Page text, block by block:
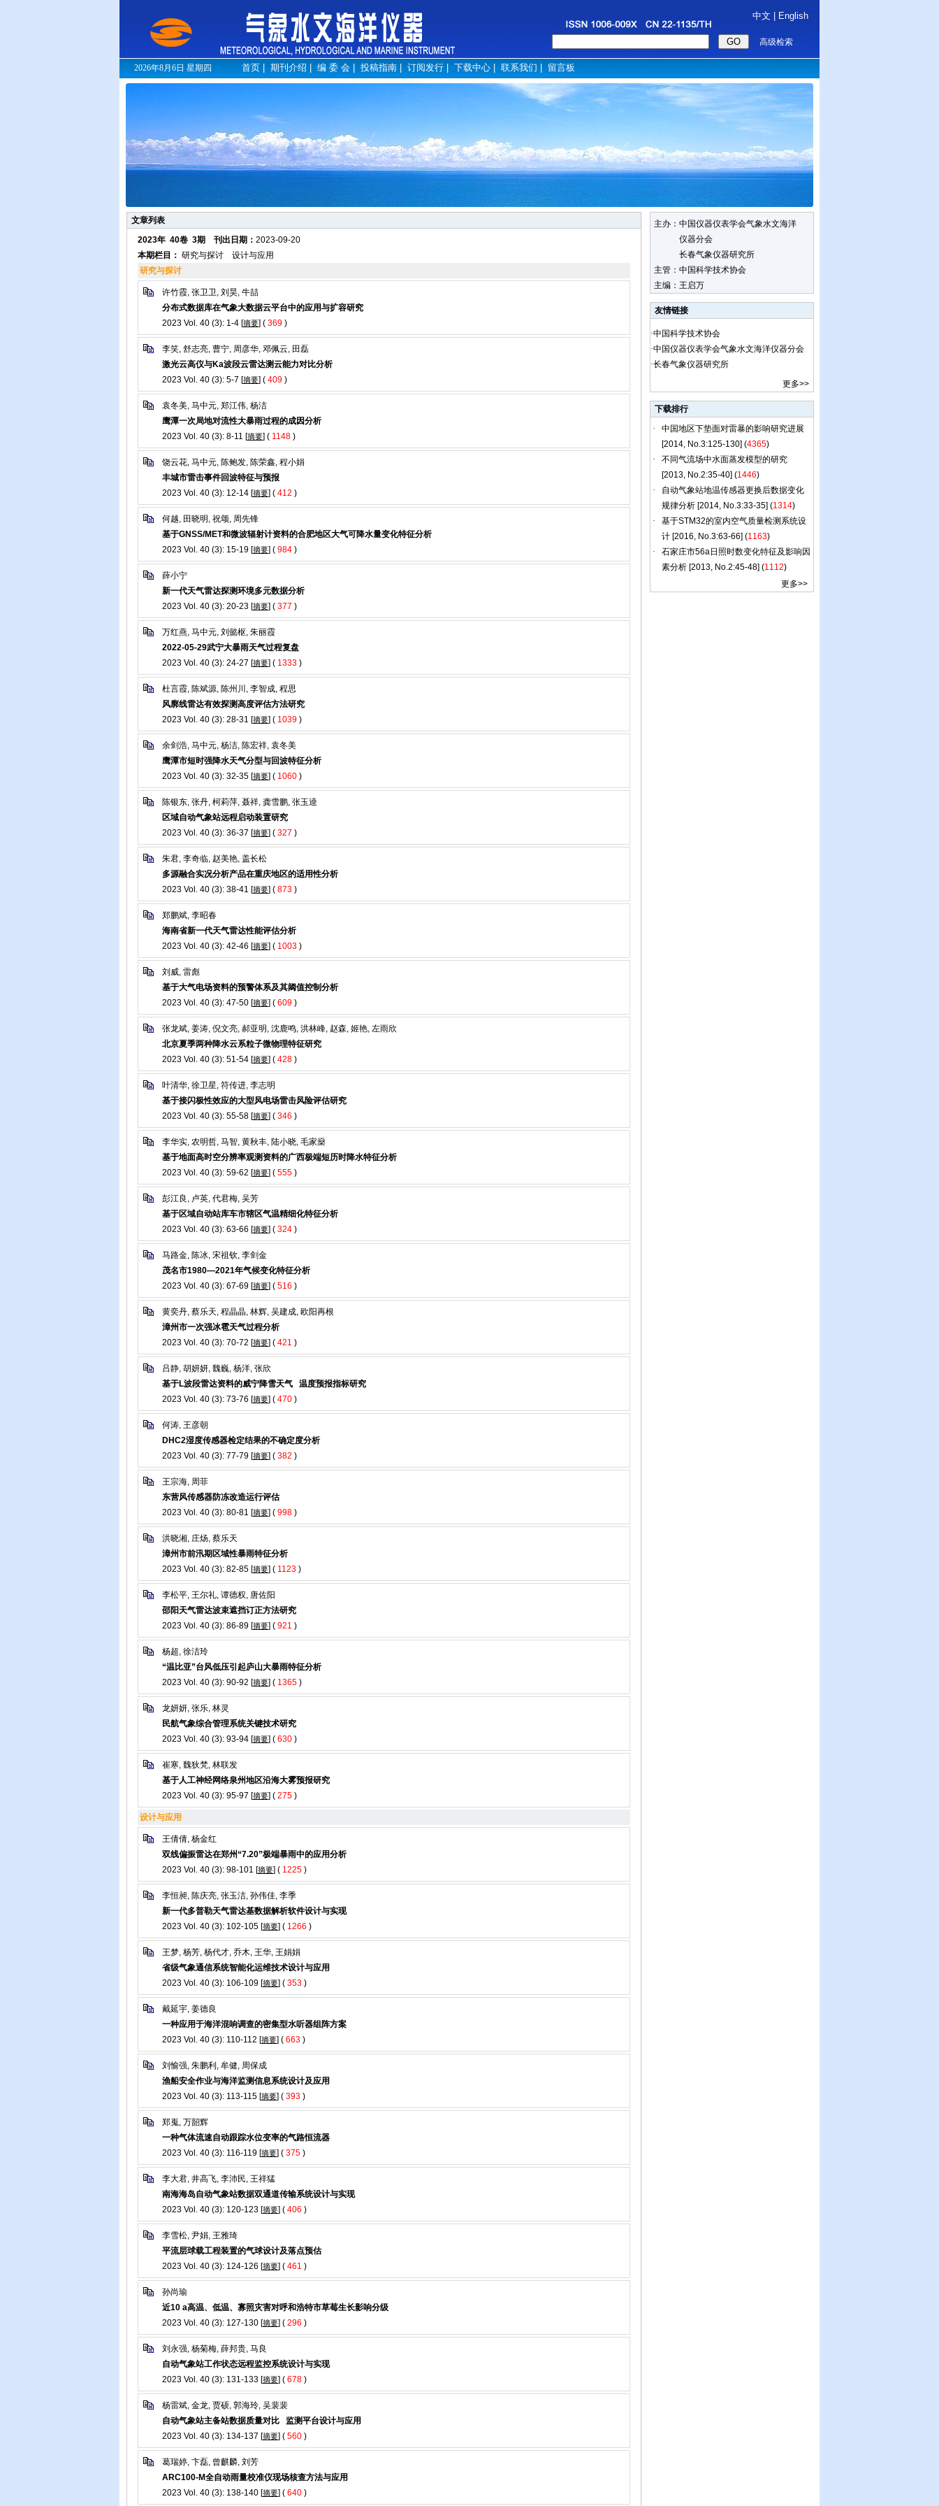
中文 English
高级检索
2026年8月6日 星期四 首页 期刊介绍 编 委 会 投稿指南 订阅发行 下载中心 联系我们 留言板
文章列表
2023年 40卷 3期
刊出日期： 2023-09-20
本期栏目： 研究与探讨
设计与应用
研究与探讨
许竹霞, 张卫卫, 刘昊, 牛喆
分布式数据库在气象大数据云平台中的应用与扩容研究
2023 Vol. 40 (3): 1-4 [摘要] ( 369 )
李笑, 舒志亮, 曹宁, 周彦华, 邓佩云, 田磊
激光云高仪与Ka波段云雷达测云能力对比分析
2023 Vol. 40 (3): 5-7 [摘要] ( 409 )
袁冬美, 马中元, 郑江伟, 杨洁
鹰潭一次局地对流性大暴雨过程的成因分析
2023 Vol. 40 (3): 8-11 [摘要] ( 1148 )
饶云花, 马中元, 陈鲍发, 陈荣鑫, 程小娟
丰城市雷击事件回波特征与预报
2023 Vol. 40 (3): 12-14 [摘要] ( 412 )
何越, 田晓明, 祝颂, 周先锋
基于GNSS/MET和微波辐射计资料的合肥地区大气可降水量变化特征分析
2023 Vol. 40 (3): 15-19 [摘要] ( 984 )
薛小宁
新一代天气雷达探测环境多元数据分析
2023 Vol. 40 (3): 20-23 [摘要] ( 377 )
万红燕, 马中元, 刘懿枢, 朱丽霞
2022-05-29武宁大暴雨天气过程复盘
2023 Vol. 40 (3): 24-27 [摘要] ( 1333 )
杜言霞, 陈斌源, 陈州川, 李智成, 程思
风廓线雷达有效探测高度评估方法研究
2023 Vol. 40 (3): 28-31 [摘要] ( 1039 )
余剑浩, 马中元, 杨洁, 陈宏祥, 袁冬美
鹰潭市短时强降水天气分型与回波特征分析
2023 Vol. 40 (3): 32-35 [摘要] ( 1060 )
陈银东, 张丹, 柯莉萍, 聂祥, 龚雪鹏, 张玉逵
区域自动气象站远程启动装置研究
2023 Vol. 40 (3): 36-37 [摘要] ( 327 )
朱君, 李奇临, 赵美艳, 盖长松
多源融合实况分析产品在重庆地区的适用性分析
2023 Vol. 40 (3): 38-41 [摘要] ( 873 )
郑鹏斌, 李昭春
海南省新一代天气雷达性能评估分析
2023 Vol. 40 (3): 42-46 [摘要] ( 1003 )
刘威, 雷彪
基于大气电场资料的预警体系及其阈值控制分析
2023 Vol. 40 (3): 47-50 [摘要] ( 609 )
张龙斌, 姜涛, 倪文亮, 郝亚明, 沈鹿鸣, 洪林峰, 赵森, 姬艳, 左雨欣
北京夏季两种降水云系粒子微物理特征研究
2023 Vol. 40 (3): 51-54 [摘要] ( 428 )
叶清华, 徐卫星, 符传进, 李志明
基于接闪极性效应的大型风电场雷击风险评估研究
2023 Vol. 40 (3): 55-58 [摘要] ( 346 )
李华实, 农明哲, 马智, 黄秋丰, 陆小晓, 毛家燊
基于地面高时空分辨率观测资料的广西极端短历时降水特征分析
2023 Vol. 40 (3): 59-62 [摘要] ( 555 )
彭江良, 卢英, 代君梅, 吴芳
基于区域自动站库车市辖区气温精细化特征分析
2023 Vol. 40 (3): 63-66 [摘要] ( 324 )
马路金, 陈冰, 宋祖钦, 李剑金
茂名市1980—2021年气候变化特征分析
2023 Vol. 40 (3): 67-69 [摘要] ( 516 )
黄奕丹, 蔡乐天, 程晶晶, 林辉, 吴建成, 欧阳再根
漳州市一次强冰雹天气过程分析
2023 Vol. 40 (3): 70-72 [摘要] ( 421 )
吕静, 胡妍妍, 魏巍, 杨洋, 张欣
基于L波段雷达资料的威宁降雪天气 温度预报指标研究
2023 Vol. 40 (3): 73-76 [摘要] ( 470 )
何涛, 王彦朝
DHC2湿度传感器检定结果的不确定度分析
2023 Vol. 40 (3): 77-79 [摘要] ( 382 )
王宗海, 周菲
东营风传感器防冻改造运行评估
2023 Vol. 40 (3): 80-81 [摘要] ( 998 )
洪晓湘, 庄炀, 蔡乐天
漳州市前汛期区域性暴雨特征分析
2023 Vol. 40 (3): 82-85 [摘要] ( 1123 )
李松平, 王尔礼, 谭德权, 唐佐阳
邵阳天气雷达波束遮挡订正方法研究
2023 Vol. 40 (3): 86-89 [摘要] ( 921 )
杨超, 徐洁玲
“温比亚”台风低压引起庐山大暴雨特征分析
2023 Vol. 40 (3): 90-92 [摘要] ( 1365 )
龙妍妍, 张乐, 林灵
民航气象综合管理系统关键技术研究
2023 Vol. 40 (3): 93-94 [摘要] ( 630 )
崔寒, 魏狄梵, 林联发
基于人工神经网络泉州地区沿海大雾预报研究
2023 Vol. 40 (3): 95-97 [摘要] ( 275 )
设计与应用
王倩倩, 杨金红
双线偏振雷达在郑州“7.20”极端暴雨中的应用分析
2023 Vol. 40 (3): 98-101 [摘要] ( 1225 )
李恒昶, 陈庆亮, 张玉洁, 孙伟佳, 李季
新一代多普勒天气雷达基数据解析软件设计与实现
2023 Vol. 40 (3): 102-105 [摘要] ( 1266 )
王梦, 杨芳, 杨代才, 乔木, 王华, 王娟娟
省级气象通信系统智能化运维技术设计与应用
2023 Vol. 40 (3): 106-109 [摘要] ( 353 )
戴延宇, 姜德良
一种应用于海洋混响调查的密集型水听器组阵方案
2023 Vol. 40 (3): 110-112 [摘要] ( 663 )
刘愉强, 朱鹏利, 牟健, 周保成
渔船安全作业与海洋监测信息系统设计及应用
2023 Vol. 40 (3): 113-115 [摘要] ( 393 )
郑嵬, 万韶辉
一种气体流速自动跟踪水位变率的气路恒流器
2023 Vol. 40 (3): 116-119 [摘要] ( 375 )
李大君, 井高飞, 李沛民, 王祥猛
南海海岛自动气象站数据双通道传输系统设计与实现
2023 Vol. 40 (3): 120-123 [摘要] ( 406 )
李雪松, 尹娟, 王雅琦
平流层球载工程装置的气球设计及落点预估
2023 Vol. 40 (3): 124-126 [摘要] ( 461 )
孙尚瑜
近10 a高温、低温、寡照灾害对呼和浩特市草莓生长影响分级
2023 Vol. 40 (3): 127-130 [摘要] ( 296 )
刘永强, 杨菊梅, 薛邦贵, 马良
自动气象站工作状态远程监控系统设计与实现
2023 Vol. 40 (3): 131-133 [摘要] ( 678 )
杨雷斌, 金龙, 贾硕, 郭海玲, 吴裴裴
自动气象站主备站数据质量对比 监测平台设计与应用
2023 Vol. 40 (3): 134-137 [摘要] ( 560 )
葛瑞婷, 卞磊, 曾麒麟, 刘芳
ARC100-M全自动雨量校准仪现场核查方法与应用
2023 Vol. 40 (3): 138-140 [摘要] ( 640 )
主办：中国仪器仪表学会气象水文海洋
仪器分会
长春气象仪器研究所
主管：中国科学技术协会
主编：王启万
友情链接
·中国科学技术协会
·中国仪器仪表学会气象水文海洋仪器分会
·长春气象仪器研究所
更多>>
下载排行
更多>>